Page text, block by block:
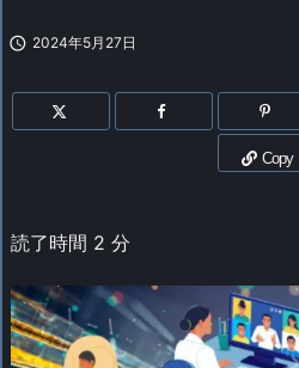
 2024年5月27日
Copy
読了時間 2 分